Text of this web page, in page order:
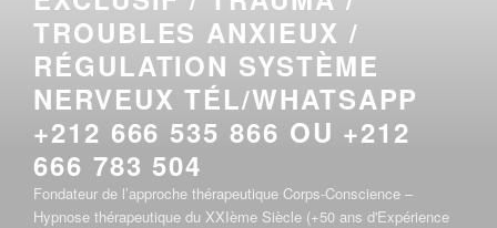
TROUBLES ANXIEUX /
RÉGULATION SYSTÈME
NERVEUX TÉL/WHATSAPP
+212 666 535 866 OU +212
666 783 504
Fondateur de l’approche thérapeutique Corps-Conscience –
Hypnose thérapeutique du XXIème Siècle (+50 ans d'Expérience